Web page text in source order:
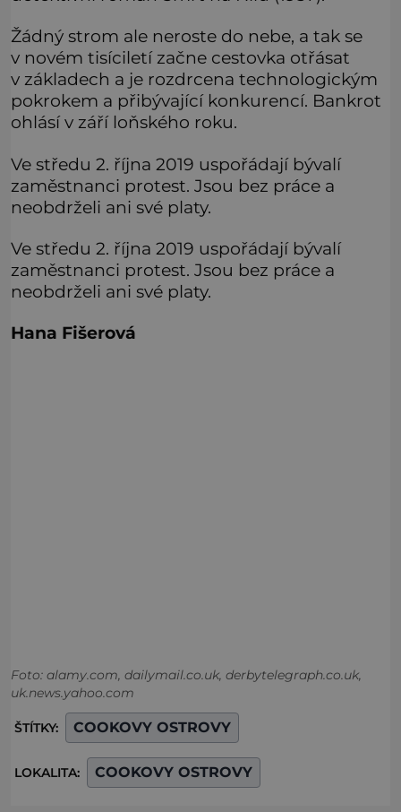
Žádný strom ale neroste do nebe, a tak se
v novém tisíciletí začne cestovka otřásat
v základech a je rozdrcena technologickým
pokrokem a přibývající konkurencí. Bankrot
ohlásí v září loňského roku.
Ve středu 2. října 2019 uspořádají bývalí
zaměstnanci protest. Jsou bez práce a
neobdrželi ani své platy.
Ve středu 2. října 2019 uspořádají bývalí
zaměstnanci protest. Jsou bez práce a
neobdrželi ani své platy.
Hana Fišerová
Foto: alamy.com, dailymail.co.uk, derbytelegraph.co.uk,
uk.news.yahoo.com
ŠTÍTKY: COOKOVY OSTROVY
LOKALITA: COOKOVY OSTROVY